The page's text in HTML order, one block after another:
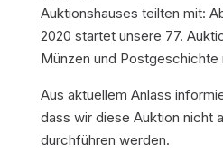
Auktionshauses teilten mit:
2020 startet unsere 77.
Münzen und Postgeschichte
Aus aktuellem Anlass
dass wir diese Auktion nicht
durchführen werden.